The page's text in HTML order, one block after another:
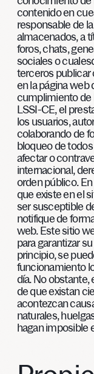
contenido en
responsable de
almacenados, a
foros, chats,
sociales o
terceros
en la página web
cumplimiento de
LSSI-CE, el
los usuarios,
colaborando de
bloqueo de
afectar o
internacional,
orden público.
que existe en el
ser susceptible
notifique de
web. Este sitio
para garantizar
principio, se
funcionamiento
día. No obstante,
de que existan
acontezcan
naturales,
hagan imposible